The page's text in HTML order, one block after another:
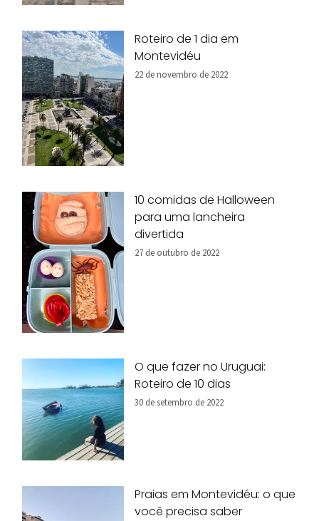
Roteiro de 1 dia em
Montevidéu
22 de novembro de 2022
10 comidas de Halloween
para uma lancheira
divertida
27 de outubro de 2022
O que fazer no Uruguai:
Roteiro de 10 dias
30 de setembro de 2022
Praias em Montevidéu: o que
você precisa saber